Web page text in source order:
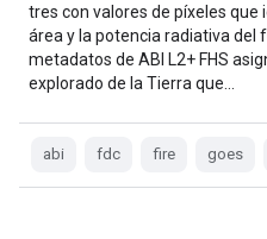
tres con valores de píxeles que
área y la potencia radiativa del
metadatos de ABI L2+ FHS
explorado de la Tierra que…
abi fdc fire goes